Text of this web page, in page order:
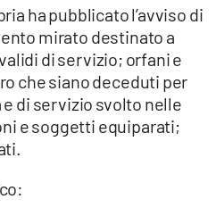
ha pubblicato l’avviso di
mirato destinato a
di servizio; orfani e
che siano deceduti per
di servizio svolto nelle
e soggetti equiparati;